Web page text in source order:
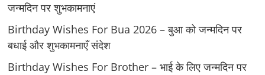
जन्मदिन पर शुभकामनाएं
Birthday Wishes For Bua 2026 – बुआ को जन्मदिन पर
बधाई और शुभकामनाएँ संदेश
Birthday Wishes For Brother – भाई के लिए जन्मदिन पर